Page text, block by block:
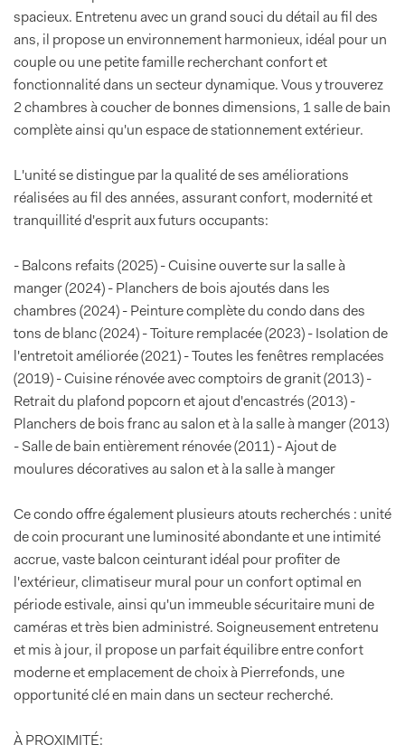
spacieux. Entretenu avec un grand souci du détail au fil des
ans, il propose un environnement harmonieux, idéal pour un
couple ou une petite famille recherchant confort et
fonctionnalité dans un secteur dynamique. Vous y trouverez
2 chambres à coucher de bonnes dimensions, 1 salle de bain
complète ainsi qu'un espace de stationnement extérieur.
L'unité se distingue par la qualité de ses améliorations
réalisées au fil des années, assurant confort, modernité et
tranquillité d'esprit aux futurs occupants:
- Balcons refaits (2025) - Cuisine ouverte sur la salle à
manger (2024) - Planchers de bois ajoutés dans les
chambres (2024) - Peinture complète du condo dans des
tons de blanc (2024) - Toiture remplacée (2023) - Isolation de
l'entretoit améliorée (2021) - Toutes les fenêtres remplacées
(2019) - Cuisine rénovée avec comptoirs de granit (2013) -
Retrait du plafond popcorn et ajout d'encastrés (2013) -
Planchers de bois franc au salon et à la salle à manger (2013)
- Salle de bain entièrement rénovée (2011) - Ajout de
moulures décoratives au salon et à la salle à manger
Ce condo offre également plusieurs atouts recherchés : unité
de coin procurant une luminosité abondante et une intimité
accrue, vaste balcon ceinturant idéal pour profiter de
l'extérieur, climatiseur mural pour un confort optimal en
période estivale, ainsi qu'un immeuble sécuritaire muni de
caméras et très bien administré. Soigneusement entretenu
et mis à jour, il propose un parfait équilibre entre confort
moderne et emplacement de choix à Pierrefonds, une
opportunité clé en main dans un secteur recherché.
À PROXIMITÉ: